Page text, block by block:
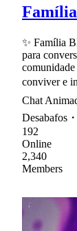
✨ Família
para
comunidade
conviver e
Chat
Desabafos
192
Online
2,340
Members